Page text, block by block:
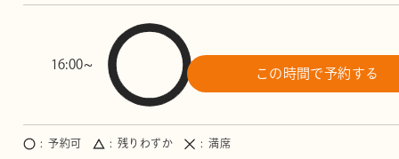
16:00~
この時間で予約する
予約可 残りわずか 満席